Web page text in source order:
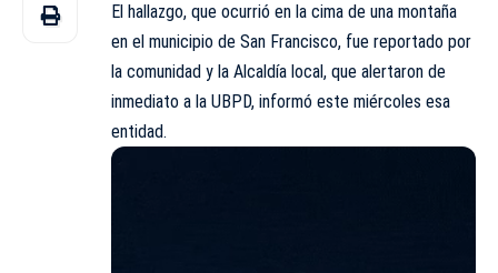
El hallazgo, que ocurrió en la cima de una montaña
en el municipio de San Francisco, fue reportado por
la comunidad y la Alcaldía local, que alertaron de
inmediato a la UBPD, informó este miércoles esa
entidad.